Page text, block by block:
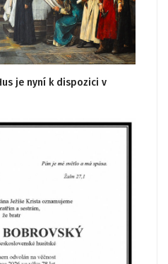
je nyní k dispozici v